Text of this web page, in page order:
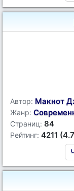
Автор: Макнот
Жанр:
Страниц: 84
Рейтинг: 4211